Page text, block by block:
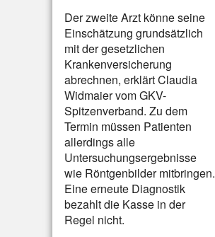
Der zweite Arzt könne seine
Einschätzung grundsätzlich
mit der gesetzlichen
Krankenversicherung
abrechnen, erklärt Claudia
Widmaier vom GKV-
Spitzenverband. Zu dem
Termin müssen Patienten
allerdings alle
Untersuchungsergebnisse
wie Röntgenbilder mitbringen.
Eine erneute Diagnostik
bezahlt die Kasse in der
Regel nicht.